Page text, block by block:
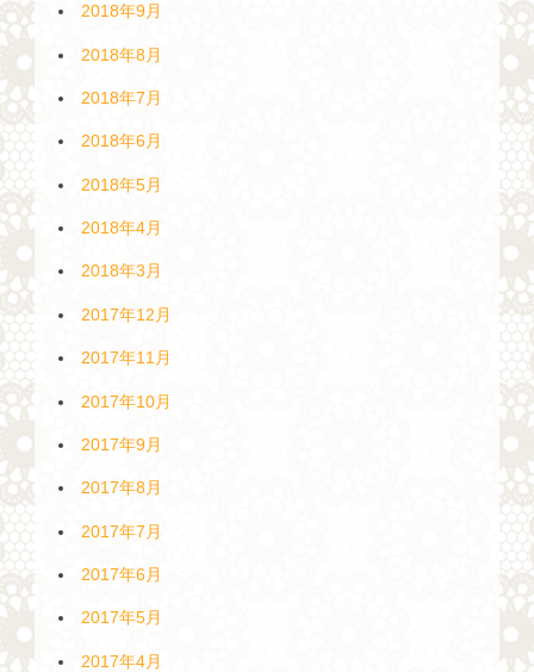
2018年9月
2018年8月
2018年7月
2018年6月
2018年5月
2018年4月
2018年3月
2017年12月
2017年11月
2017年10月
2017年9月
2017年8月
2017年7月
2017年6月
2017年5月
2017年4月